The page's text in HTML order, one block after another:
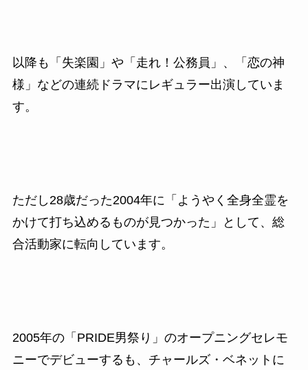
以降も「失楽園」や「走れ！公務員」、「恋の神
様」などの連続ドラマにレギュラー出演していま
す。
ただし28歳だった2004年に「ようやく全身全霊を
かけて打ち込めるものが見つかった」として、 総
合活動家に転向しています。
2005年の「 PRIDE男祭り」のオープニングセレモ
ニーでデビューするも、チャールズ・ベネットに